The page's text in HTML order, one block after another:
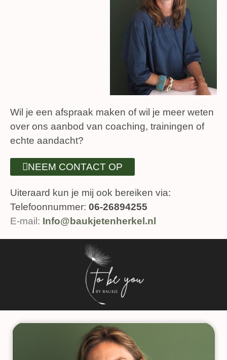
Wil je een afspraak maken of wil je meer weten
over ons aanbod van coaching, trainingen of
echte aandacht?
NEEM CONTACT OP
Uiteraard kun je mij ook bereiken via:
Telefoonnummer: 06-26894255
E-mail: Info@baukjetenherkel.nl